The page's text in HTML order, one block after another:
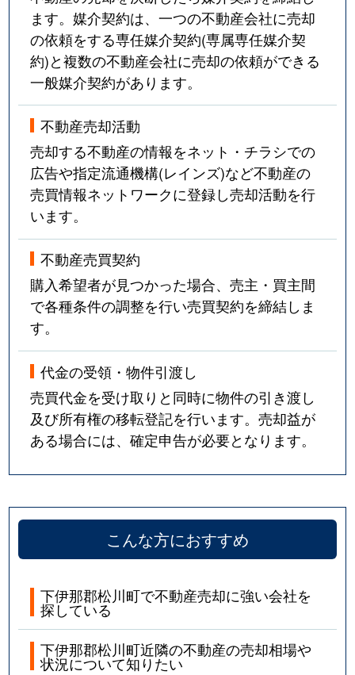
ます。媒介契約は、一つの不動産会社に売却
の依頼をする専任媒介契約(専属専任媒介契
約)と複数の不動産会社に売却の依頼ができる
一般媒介契約があります。
不動産売却活動
売却する不動産の情報をネット・チラシでの
広告や指定流通機構(レインズ)など不動産の
売買情報ネットワークに登録し売却活動を行
います。
不動産売買契約
購入希望者が見つかった場合、売主・買主間
で各種条件の調整を行い売買契約を締結しま
す。
代金の受領・物件引渡し
売買代金を受け取りと同時に物件の引き渡し
及び所有権の移転登記を行います。売却益が
ある場合には、確定申告が必要となります。
こんな方におすすめ
下伊那郡松川町で不動産売却に強い会社を
探している
下伊那郡松川町近隣の不動産の売却相場や
状況について知りたい